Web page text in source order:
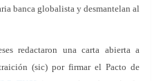
banca globalista y desmantelan al
redactaron una carta abierta a
(sic) por firmar el Pacto de